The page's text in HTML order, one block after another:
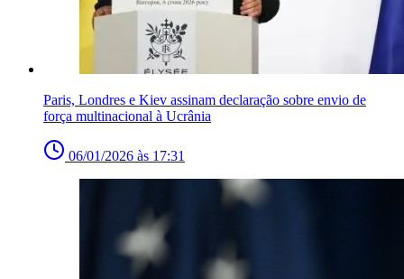
Paris, Londres e Kiev assinam declaração sobre envio de
força multinacional à Ucrânia
06/01/2026 às 17:31